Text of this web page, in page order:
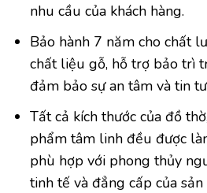
nhu cầu của khách hàng.
Bảo hành 7 năm cho chất
chất liệu gỗ, hỗ trợ bảo trì
đảm bảo sự an tâm và tin
Tất cả kích thước của đồ
phẩm tâm linh đều được
phù hợp với phong thủy
tinh tế và đẳng cấp của sản